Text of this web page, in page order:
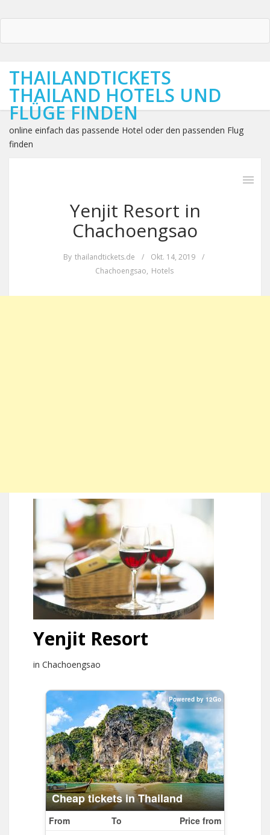
THAILANDTICKETS
THAILAND HOTELS UND
FLÜGE FINDEN
online einfach das passende Hotel oder den passenden Flug
finden
Yenjit Resort in
Chachoengsao
By thailandtickets.de / Okt. 14, 2019
/
Chachoengsao, Hotels
Yenjit Resort
in Chachoengsao